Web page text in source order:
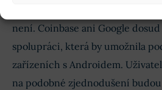
není. Coinbase ani Google
spolupráci, která by umožnila
zařízeních s Androidem.
na podobné zjednodušení